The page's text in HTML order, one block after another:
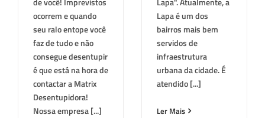
ocorrem e quando
seu ralo entope você
faz de tudo e não
consegue desentupir
é que está na hora de
contactar a Matrix
Desentupidora!
Nossa empresa [...]
Lapa é um dos
bairros mais bem
servidos de
infraestrutura
urbana da cidade. É
atendido [...]
Ler Mais